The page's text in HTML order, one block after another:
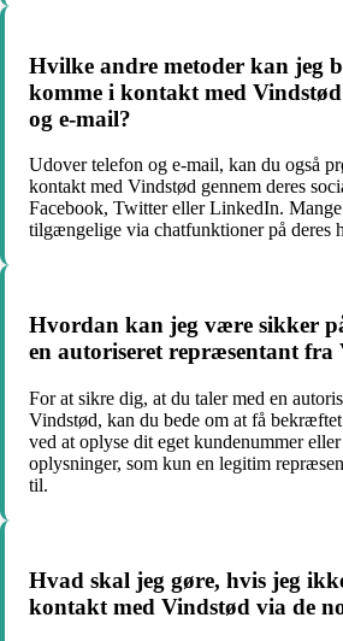
Hvilke andre metoder kan jeg
komme i kontakt med
og e-mail?
Udover telefon og e-mail, kan du også
kontakt med Vindstød gennem deres
Facebook, Twitter eller LinkedIn.
tilgængelige via chatfunktioner på deres
Hvordan kan jeg være sikker
en autoriseret repræsentant fra
For at sikre dig, at du taler med en
Vindstød, kan du bede om at få
ved at oplyse dit eget kundenummer
oplysninger, som kun en legitim
til.
Hvad skal jeg gøre, hvis jeg
kontakt med Vindstød via de